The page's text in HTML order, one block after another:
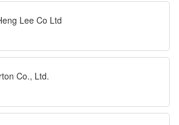
Lee Co Ltd
Co., Ltd.